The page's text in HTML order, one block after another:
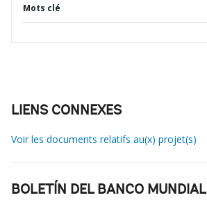
Mots clé
LIENS CONNEXES
Voir les documents relatifs au(x) projet(s)
BOLETÍN DEL BANCO MUNDIAL